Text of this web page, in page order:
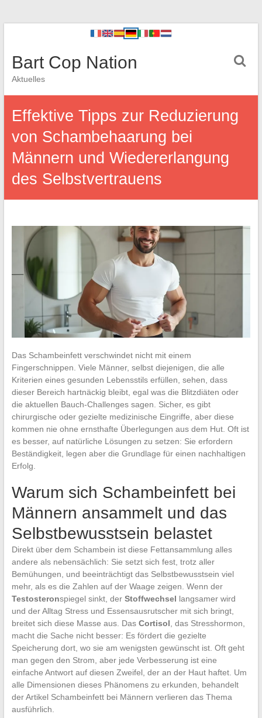
Bart Cop Nation
Aktuelles
Effektive Tipps zur Reduzierung
von Schambehaarung bei
Männern und Wiedererlangung
des Selbstvertrauens
Das Schambeinfett verschwindet nicht mit einem
Fingerschnippen. Viele Männer, selbst diejenigen, die alle
Kriterien eines gesunden Lebensstils erfüllen, sehen, dass
dieser Bereich hartnäckig bleibt, egal was die Blitzdiäten oder
die aktuellen Bauch-Challenges sagen. Sicher, es gibt
chirurgische oder gezielte medizinische Eingriffe, aber diese
kommen nie ohne ernsthafte Überlegungen aus dem Hut. Oft ist
es besser, auf natürliche Lösungen zu setzen: Sie erfordern
Beständigkeit, legen aber die Grundlage für einen nachhaltigen
Erfolg.
Warum sich Schambeinfett bei
Männern ansammelt und das
Selbstbewusstsein belastet
Direkt über dem Schambein ist diese Fettansammlung alles
andere als nebensächlich: Sie setzt sich fest, trotz aller
Bemühungen, und beeinträchtigt das Selbstbewusstsein viel
mehr, als es die Zahlen auf der Waage zeigen. Wenn der
Testosteronspiegel sinkt, der Stoffwechsel langsamer wird
und der Alltag Stress und Essensausrutscher mit sich bringt,
breitet sich diese Masse aus. Das Cortisol , das Stresshormon,
macht die Sache nicht besser: Es fördert die gezielte
Speicherung dort, wo sie am wenigsten gewünscht ist. Oft geht
man gegen den Strom, aber jede Verbesserung ist eine
einfache Antwort auf diesen Zweifel, der an der Haut haftet. Um
alle Dimensionen dieses Phänomens zu erkunden, behandelt
der Artikel Schambeinfett bei Männern verlieren das Thema
ausführlich.